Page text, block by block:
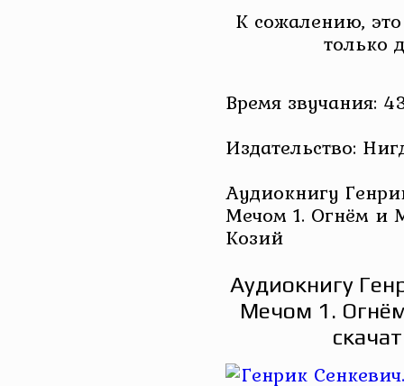
К сожалению,
только
Время звучания:
Издательство:
Аудиокнигу
Мечом 1. Огнём и
Козий
Аудиокнигу
Мечом 1.